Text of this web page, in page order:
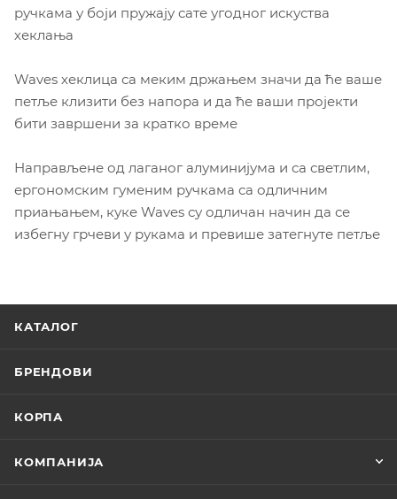
ручкама у боји пружају сате угодног искуства
хеклања
Waves хеклица са меким држањем значи да ће ваше
петље клизити без напора и да ће ваши пројекти
бити завршени за кратко време
Направљене од лаганог алуминијума и са светлим,
ергономским гуменим ручкама са одличним
приањањем, куке Waves су одличан начин да се
избегну грчеви у рукама и превише затегнуте петље
КАТАЛОГ
БРЕНДОВИ
КОРПА
КОМПАНИЈА